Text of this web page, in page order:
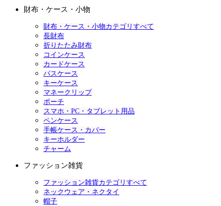
財布・ケース・小物
財布・ケース・小物カテゴリすべて
長財布
折りたたみ財布
コインケース
カードケース
パスケース
キーケース
マネークリップ
ポーチ
スマホ・PC・タブレット用品
ペンケース
手帳ケース・カバー
キーホルダー
チャーム
ファッション雑貨
ファッション雑貨カテゴリすべて
ネックウェア・ネクタイ
帽子